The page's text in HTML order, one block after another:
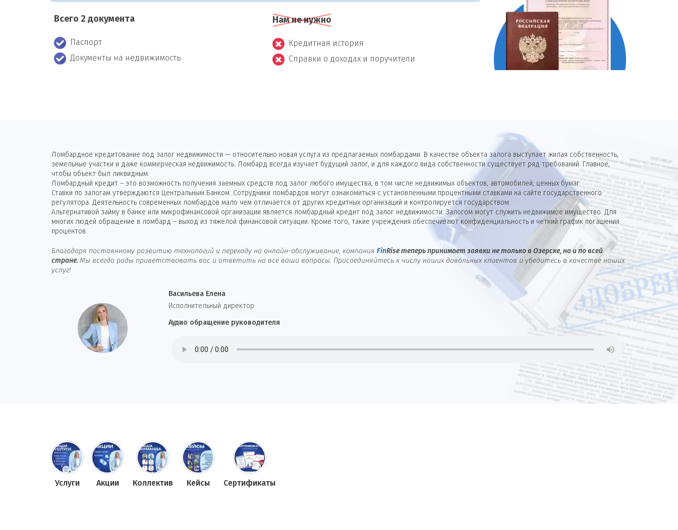
Всего 2 документа
Паспорт
Документы на недвижимость
Нам не нужно
Кредитная история
Справки о доходах и поручители
Ломбардное кредитование под залог недвижимости — относительно новая услуга из предлагаемых ломбардами. В качестве объекта залога выступает жилая собственность,
земельные участки и даже коммерческая недвижимость. Ломбард всегда изучает будущий залог, и для каждого вида собственности существует ряд требований. Главное,
чтобы объект был ликвидным.
Ломбардный кредит – это возможность получения заемных средств под залог любого имущества, в том числе недвижимых объектов, автомобилей, ценных бумаг.
Ставки по залогам утверждаются Центральным Банком. Сотрудники ломбардов могут ознакомиться с установленными процентными ставками на сайте государственного
регулятора. Деятельность современных ломбардов мало чем отличается от других кредитных организаций и контролируется государством.
Альтернативой займу в банке или микрофинансовой организации является ломбардный кредит под залог недвижимости. Залогом могут служить недвижимое имущество. Для
многих людей обращение в ломбард – выход из тяжелой финансовой ситуации. Кроме того, такие учреждения обеспечивают конфиденциальность и четкий график погашения
процентов.
Благодаря постоянному развитию технологий и переходу на онлайн-обслуживание, компания FinRise теперь принимает заявки не только в Озерске, но и по всей
стране. Мы всегда рады приветствовать вас и ответить на все ваши вопросы. Присоединяйтесь к числу наших довольных клиентов и убедитесь в качестве наших
услуг!
Васильева Елена
И сполнительный директор
Аудио обращение руководителя
Услуги Акции Коллектив Кейсы Сертификаты